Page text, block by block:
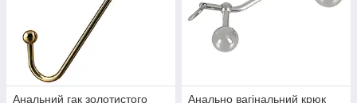
Анальний гак золотистого
Анально вагінальний крюк